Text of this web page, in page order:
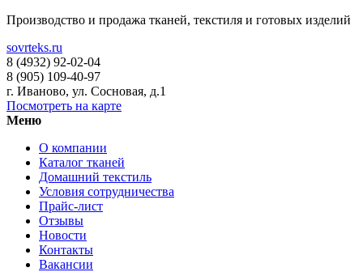
Производство и продажа тканей, текстиля и готовых изделий
sovrteks.ru
8 (4932) 92-02-04
8 (905) 109-40-97
г. Иваново, ул. Сосновая, д.1
Посмотреть на карте
Меню
О компании
Каталог тканей
Домашний текстиль
Условия сотрудничества
Прайс-лист
Отзывы
Новости
Контакты
Вакансии